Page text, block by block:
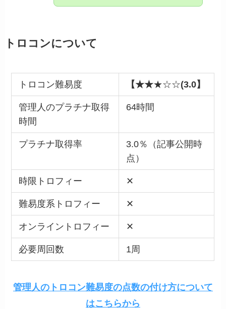
トロコンについて
トロコン難易度 【★★★☆☆(3.0】
管理人のプラチナ取得
時間
64時間
プラチナ取得率
3.0％（記事公開時
点）
時限トロフィー ✕
難易度系トロフィー ✕
オンライントロフィー ✕
必要周回数 1周
管理人のトロコン難易度の点数の付け方について
はこちらから